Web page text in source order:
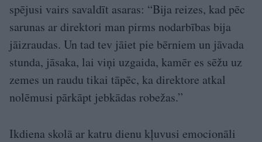
spējusi vairs savaldīt asaras: “Bija reizes, kad pēc
sarunas ar direktori man pirms nodarbības bija
jāizraudas. Un tad tev jāiet pie bērniem un jāvada
stunda, jāsaka, lai viņi uzgaida, kamēr es sēžu uz
zemes un raudu tikai tāpēc, ka direktore atkal
nolēmusi pārkāpt jebkādas robežas.”
Ikdiena skolā ar katru dienu kļuvusi emocionāli